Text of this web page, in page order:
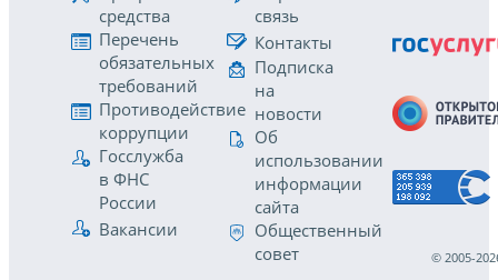
средства
Перечень
обязательных
требований
Противодействие
коррупции
Госслужба
в ФНС
России
Вакансии
связь
Контакты
Подписка
на
новости
Об
использовании
информации
сайта
Общественный
совет
© 2005-